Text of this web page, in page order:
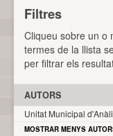
Filtres
Cliqueu sobre un o
termes de la llista
per filtrar els
AUTORS
Unitat Municipal
MOSTRAR MENYS